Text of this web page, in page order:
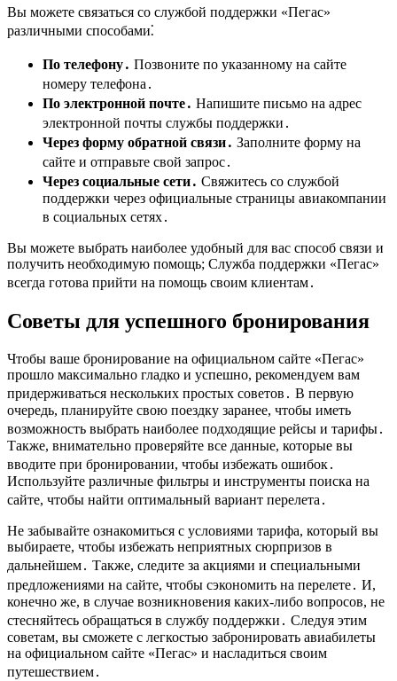
Вы можете связаться со службой поддержки «Пегас»
различными способами⁚
По телефону․ Позвоните по указанному на сайте
номеру телефона․
По электронной почте․ Напишите письмо на адрес
электронной почты службы поддержки․
Через форму обратной связи․ Заполните форму на
сайте и отправьте свой запрос․
Через социальные сети․ Свяжитесь со службой
поддержки через официальные страницы авиакомпании
в социальных сетях․
Вы можете выбрать наиболее удобный для вас способ связи и
получить необходимую помощь; Служба поддержки «Пегас»
всегда готова прийти на помощь своим клиентам․
Советы для успешного бронирования
Чтобы ваше бронирование на официальном сайте «Пегас»
прошло максимально гладко и успешно, рекомендуем вам
придерживаться нескольких простых советов․ В первую
очередь, планируйте свою поездку заранее, чтобы иметь
возможность выбрать наиболее подходящие рейсы и тарифы․
Также, внимательно проверяйте все данные, которые вы
вводите при бронировании, чтобы избежать ошибок․
Используйте различные фильтры и инструменты поиска на
сайте, чтобы найти оптимальный вариант перелета․
Не забывайте ознакомиться с условиями тарифа, который вы
выбираете, чтобы избежать неприятных сюрпризов в
дальнейшем․ Также, следите за акциями и специальными
предложениями на сайте, чтобы сэкономить на перелете․ И,
конечно же, в случае возникновения каких-либо вопросов, не
стесняйтесь обращаться в службу поддержки․ Следуя этим
советам, вы сможете с легкостью забронировать авиабилеты
на официальном сайте «Пегас» и насладиться своим
путешествием․